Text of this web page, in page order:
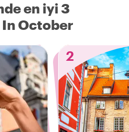
en iyi 3
In October
2